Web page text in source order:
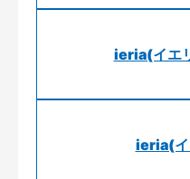
ieria(イエ
ieria(イ